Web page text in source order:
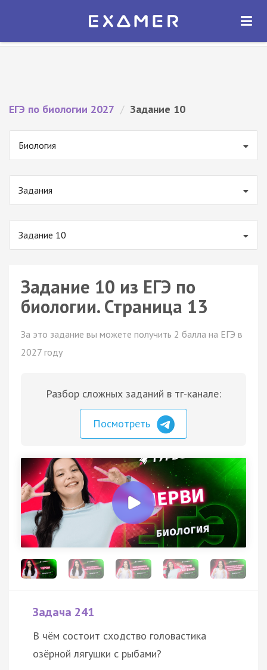
Экзамер — ЕГЭ 2027
ОТКРЫТЬ
ЕГЭ по биологии 2027 / Задание 10
Биология
Задания
Задание 10
Задание 10 из ЕГЭ по
биологии. Страница 13
За это задание вы можете получить 2 балла на ЕГЭ в
2027 году
Разбор сложных заданий в тг-канале:
Посмотреть
Задача 241
В чём состоит сходство головастика
озёрной лягушки с рыбами?